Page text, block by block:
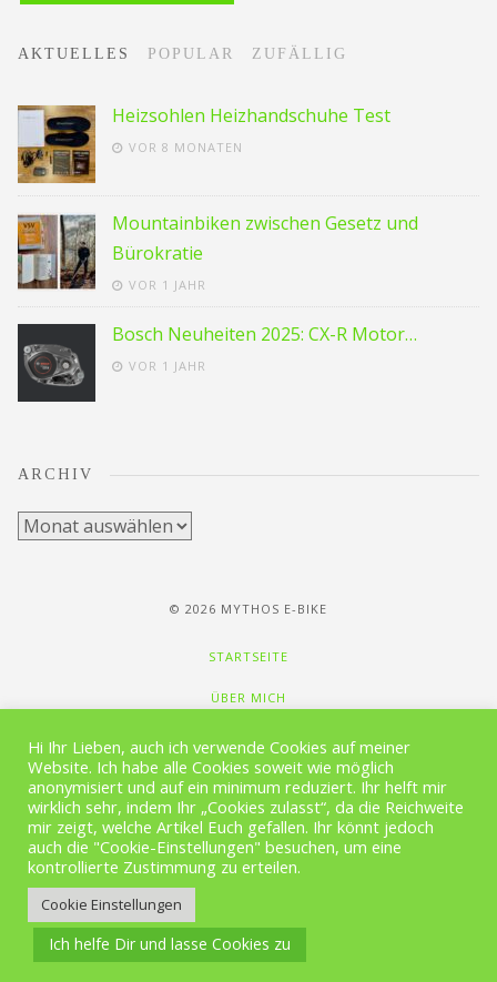
AKTUELLES POPULAR ZUFÄLLIG
Heizsohlen Heizhandschuhe Test
VOR 8 MONATEN
Mountainbiken zwischen Gesetz und
Bürokratie
VOR 1 JAHR
Bosch Neuheiten 2025: CX-R Motor…
VOR 1 JAHR
ARCHIV
Archiv
© 2026 MYTHOS E-BIKE
STARTSEITE
ÜBER MICH
NEWSLETTER
MEDIA
GALERIE
VIDEOS
IMPRESSUM / DATENSCHUTZ
Hi Ihr Lieben, auch ich verwende Cookies auf meiner
Website. Ich habe alle Cookies soweit wie möglich
anonymisiert und auf ein minimum reduziert. Ihr helft mir
wirklich sehr, indem Ihr „Cookies zulasst“, da die Reichweite
mir zeigt, welche Artikel Euch gefallen. Ihr könnt jedoch
auch die "Cookie-Einstellungen" besuchen, um eine
kontrollierte Zustimmung zu erteilen.
Cookie Einstellungen
Ich helfe Dir und lasse Cookies zu